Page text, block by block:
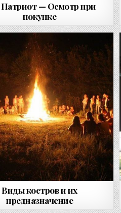
— Осмотр при
покупке
Виды костров и их
предназначение